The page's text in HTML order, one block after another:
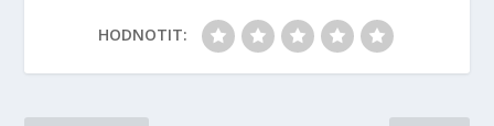
HODNOTIT: